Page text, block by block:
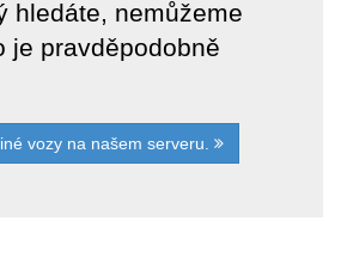
hledáte, nemůžeme
je pravděpodobně
vozy na našem serveru.